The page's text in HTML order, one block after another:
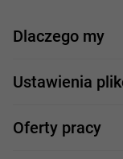
Dlaczego my
Nasi pracownicy
Nasze projekty
Ustawienia
Oferty pracy